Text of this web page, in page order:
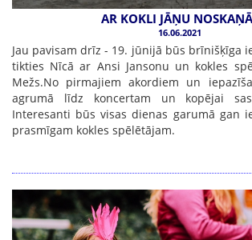
AR KOKLI JĀŅU
16.06.2021
Jau pavisam drīz - 19. jūnijā būs brīnišķīga
tikties Nīcā ar Ansi Jansonu un kokles
Mežs.No pirmajiem akordiem un
agrumā līdz koncertam un kopējai
Interesanti būs visas dienas garumā gan
prasmīgam kokles spēlētājam.